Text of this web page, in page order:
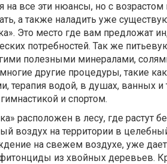
на все эти нюансы, но с
а также наладить уже
Это место где вам предложат
потребностей. Так же
полезными минералами,
другие процедуры, такие
терапия водой, в душах, ванных
и спортом.
расположен в лесу, где растут
воздух на территории в
на свежем воздухе, уже
из хвойных деревьев.